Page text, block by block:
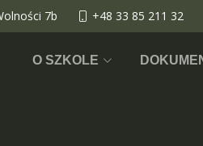
7b +48 33 85 211 32
O SZKOLE